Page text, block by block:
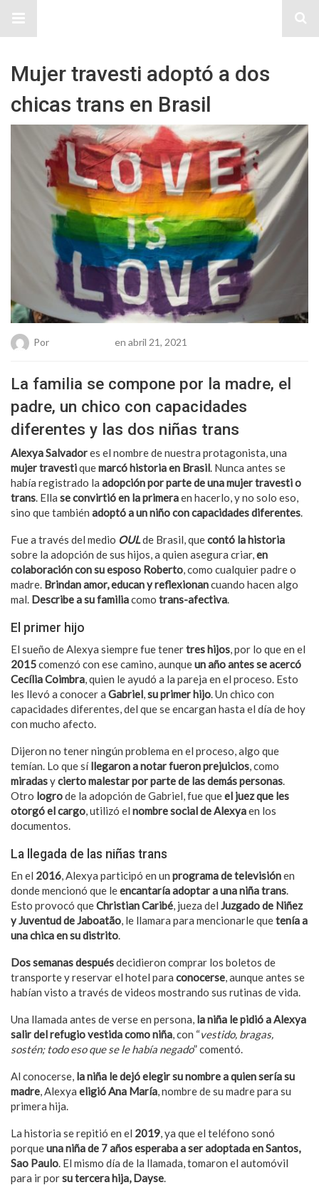
Mujer travesti adoptó a dos
chicas trans en Brasil
Por en abril 21, 2021
La familia se compone por la madre, el
padre, un chico con capacidades
diferentes y las dos niñas trans
Alexya Salvadores el nombre de nuestra protagonista, una
mujer travestiquemarcó historia en Brasil. Nunca antes se
había registrado la adopción por parte de una mujer travesti o
trans. Ella se convirtió en la primeraen hacerlo, y no solo eso,
sino que también adoptó a un niño con capacidades diferentes.
Fue a través del medio OULde Brasil, quecontó la historia
sobre la adopción de sus hijos, a quien asegura criar,en
colaboración con su esposo Roberto, como cualquier padre o
madre. Brindan amor, educan y reflexionancuando hacen algo
mal. Describe a su familiacomo trans-afectiva.
El primer hijo
El sueño de Alexya siempre fue tenertres hijos, por lo que en el
2015comenzó con ese camino, aunqueun año antes se acercó
Cecília Coimbra, quien le ayudó a la pareja en el proceso. Esto
les llevó a conocer a Gabriel,su primer hijo. Un chico con
capacidades diferentes, del que se encargan hasta el día de hoy
con mucho afecto.
Dijeron no tener ningún problema en el proceso, algo que
temían. Lo que síllegaron a notar fueron prejuicios, como
miradasycierto malestar por parte de las demás personas.
Otro logrode la adopción de Gabriel, fue queel juez que les
otorgó el cargo, utilizó el nombre social de Alexyaen los
documentos.
La llegada de las niñas trans
En el 2016, Alexya participó en un programa de televisiónen
donde mencionó que leencantaría adoptar a una niña trans.
Esto provocó queChristian Caribé, jueza del Juzgado de Niñez
y Juventud de Jaboatão, le llamara para mencionarle quetenía a
una chica en su distrito.
Dos semanas despuésdecidieron comprar los boletos de
transporte y reservar el hotel para conocerse, aunque antes se
habían visto a través de videos mostrando sus rutinas de vida.
Una llamada antes de verse en persona, la niña le pidió a Alexya
salir del refugio vestida como niña, con “vestido, bragas,
sostén; todo eso que se le había negado” comentó.
Al conocerse, la niña le dejó elegir su nombre a quien sería su
madre, Alexya eligió Ana María, nombre de su madre para su
primera hija.
La historia se repitió en el 2019, ya que el teléfono sonó
porqueuna niña de 7 años esperaba a ser adoptada en Santos,
Sao Paulo. El mismo día de la llamada, tomaron el automóvil
para ir porsu tercera hija, Dayse.